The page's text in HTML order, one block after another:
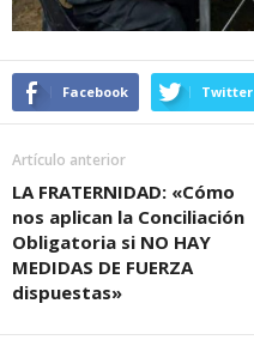
Facebook Twitter
Artículo anterior
LA FRATERNIDAD: «Cómo
nos aplican la Conciliación
Obligatoria si NO HAY
MEDIDAS DE FUERZA
dispuestas»